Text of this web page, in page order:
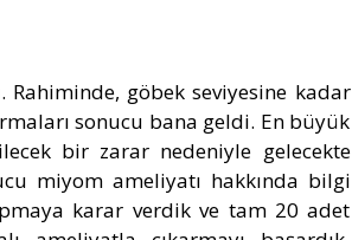
Rahiminde, göbek seviyesine kadar
sonucu bana geldi. En büyük
bir zarar nedeniyle gelecekte
miyom ameliyatı hakkında bilgi
karar verdik ve tam 20 adet